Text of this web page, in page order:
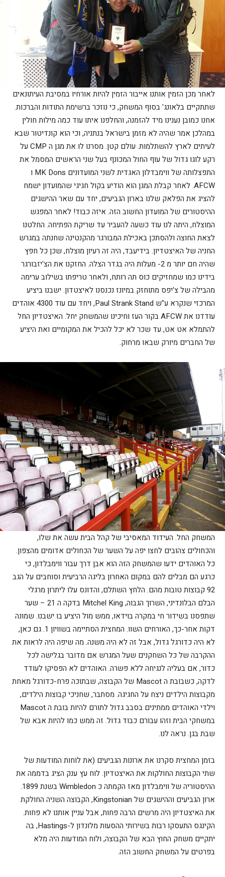
לאחר מכן הזמין אותנו אייבור הזמין להיות אורחיו במסיבת העיתונאים
שתתקיים בלאונג' בסוף המשחק, כי נוזכר ברשימת התודות והברכות.
אחנו כמובן נענינו מיד להזמנה, והחלפנו איתו עוד כמה מילות חולין
במהלכן אמר שהיה לא מזמן בישראל בנתניה, וכי הוא קונדיטור שבא
לעיתים לארץ להשתלמות. עולם קטן. מסרנו לו את מגן ה CMP על
רקע לוגו גדול של עוף החול המכונף בעל שני הראשים המסמל את
התפצלותה של ווימבדלון האגדית לשני המועדונים MK Dons ו
AFCW. לאחר קבלת המגן הוא הודיע בקול חגיגי שהמועדון ישמח
להציג את הפלאק שלנו בארון הגביעים, יחד עם שאר ההישגים
ההיסטורים של המועדון החשוב הזה. איזה כבוד! לאחר המפגש
המוצלח, היתה לנו עוד כשעה להעביר עד שריקת הפתיחה. החלטנו
לצאת החוצה ולהסתכן באכילת המבורגר מהקנטינה שחנתה במגרש
החניה של האיצטדיון. בידיעבד, היה זה רעיון מוצלח, שכן כל חפץ
שהיה חם יותר מ 2- מעלות היה בגדר הצלה. החזקנו את הצ'יזבורגר
בידינו כמו שמחזיקים כוס תה רותח, ולאחר טריפתו בשילוב ערימה
מהבילה של צ'יפס מתוחזק במיונז נכנסנו לאיצטדון. ישבנו ביציע
המרכזי שנקרא ע"ש Paul Strank Stand, ויחד עם עוד 4300 אוהדים
עודדנו את AFCW בקור העז וחיכינו שהמשחק יחל. האיצטדיון החל
להתמלא אט אט, עד שכר לא יכל להכיל את המקומיים ואת היציע
של החברים מיורק שבאו מרחוק.
המשחק החל. העידוד המאסיבי של קהל הבית עשה את שלו,
והכחולים צהובים לחצו יפה על השער של הכחולים אדומים מהצפון.
כל האוהדים ידעו שהמשחק הזה הוא אבן דרך עבור ווימבלדון, כי
כרגע הם מבלים להם במקום האחרון בליגה הרביעית וסוחבים על הגב
92 קבוצות טובות מהם. הלחץ השתלם, והדונס עלו ליתרון מרגלי
הבלם הבלונדיני, השרוך הגבוה, Mitchel King בדקה ה 21 – שער
שתפסנו בשידור חי במקרה בוידאו, ממש מול היציע בו ישבנו. שמונה
דקות אחר-כך, האורחים השוו. המחצית הסתיימה בשוויון 1. גם כאן,
לא היה כדורגל גדול, אבל זה לא היה משנה. מה שיפה היה לראות את
ההקרבה של כל השחקנים שעל המגרש אם מדובר בגלישה לכל
כדור, אם בעליה לנגיחה ללא פשרה. האוהדים לא הפסיקו לעודד
לדקה, כשבובת ה Mascot של הקבוצה, שבתוכה פרח-כדורגל מאחת
מקבוצות הילדים ניצח על החגיגה. מסתבר, שחניכי קבוצות הילדים,
וילדי האוהדים ממתינים בסבב גדול לתורם להיות בובת ה Mascot
במשחקי הבית וזהו עבורם כבוד גדול. זה ממש כמו להיות אבא של
שבת בגן. נראה לנו.
בזמן המחצית סקרנו את ארונות הגביעים (את לוחות המודעות של
שתי הקבוצות החולקות את האיצטדיון. לוח עץ ענק הציג בדממה את
ההיסטוריה של ווימבלדון מאז הקמתה כ Wimbledon בשנת 1899.
ארון הגביעים וההישגים של Kingstonian, הקבוצה השניה החולקת
את האיצטדיון היה מרשים הרבה פחות, אבל עניין אותנו לא פחות.
הקינגס התעסקו רבות בשירותי ההסעות מלונדון ל-Hastings, בה
יתקיים משחק החוץ הבא של הקבוצה, ולוח המודעות היה מלא
בפרטים על המשחק החשוב הזה.